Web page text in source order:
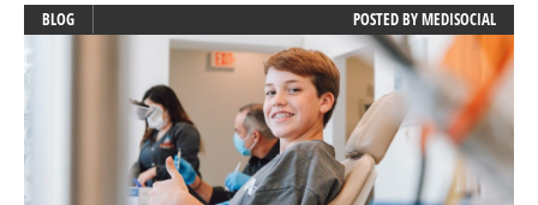
BLOG POSTED BYMEDISOCIAL